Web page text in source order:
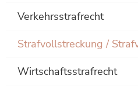
Verkehrsstrafrecht
Strafvollstreckung /
Wirtschaftsstrafrecht